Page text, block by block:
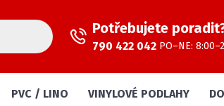
Potřebujete
790 422 042 PO–NE:
PVC / LINO VINYLOVÉ PODLAHY